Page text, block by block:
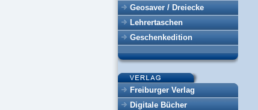
Geosaver / Dreiecke
Lehrertaschen
Geschenkedition
Freiburger Verlag
Digitale Bücher